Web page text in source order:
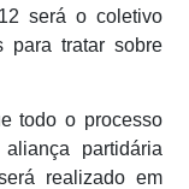
será o coletivo
para tratar sobre
o processo
partidária
realizado em